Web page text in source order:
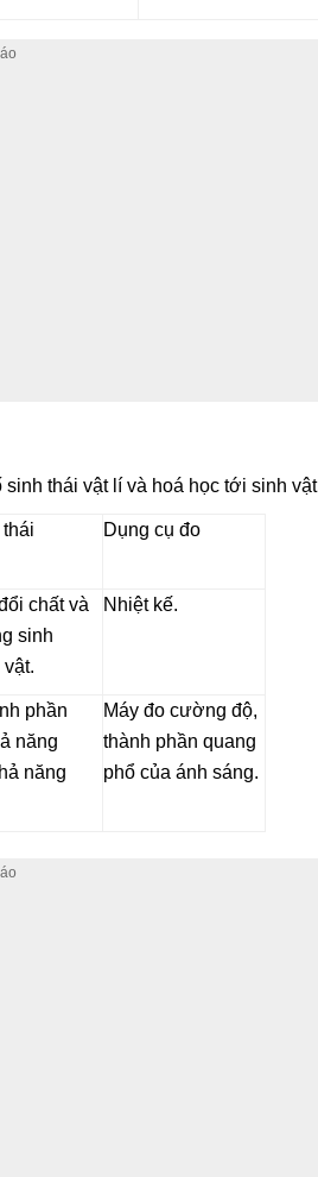
thái vật lí và hoá học tới sinh vật
Dụng cụ đo
chất và
sinh
Nhiệt kế.
phần
năng
năng
Máy đo cường độ,
thành phần quang
phổ của ánh sáng.